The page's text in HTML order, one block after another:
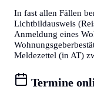
In fast allen Fällen
Lichtbildausweis
Anmeldung eines
Meldezettel (in AT)
Termine